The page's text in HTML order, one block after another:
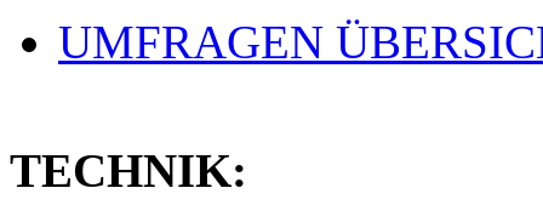
UMFRAGEN
TECHNIK: